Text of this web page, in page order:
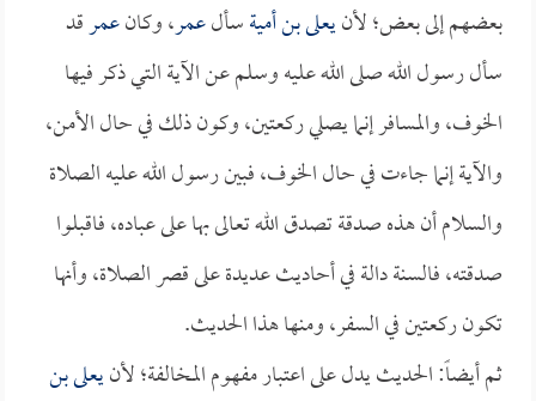
بعضهم إلى بعض؛ لأنيعلى بن أميةسألعمر، وكانعمرقد
سأل رسول الله صلى الله عليه وسلم عن الآية التي ذكر فيها
الخوف، والمسافر إنما يصلي ركعتين، وكون ذلك في حال الأمن،
والآية إنما جاءت في حال الخوف، فبين رسول الله عليه الصلاة
والسلام أن هذه صدقة تصدق الله تعالى بها على عباده، فاقبلوا
صدقته، فالسنة دالة في أحاديث عديدة على قصر الصلاة، وأنها
تكون ركعتين في السفر، ومنها هذا الحديث.
ثم أيضاً: الحديث يدل على اعتبار مفهوم المخالفة؛ لأنيعلى بن